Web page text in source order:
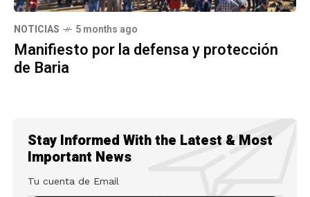
NOTICIAS 5 months ago
Manifiesto por la defensa y protección
de Baria
Stay Informed With the Latest & Most
Important News